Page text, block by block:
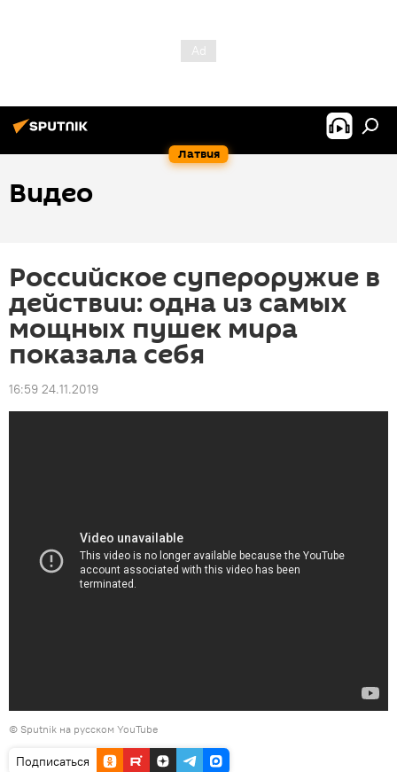
Латвия
Видео
Российское супероружие в
действии: одна из самых
мощных пушек мира
показала себя
16:59 24.11.2019
© Sputnik на русском YouTube
Подписаться